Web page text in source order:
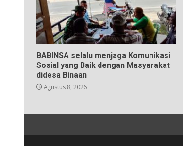
BABINSA selalu menjaga Komunikasi
Sosial yang Baik dengan Masyarakat
didesa Binaan
Agustus 8, 2026